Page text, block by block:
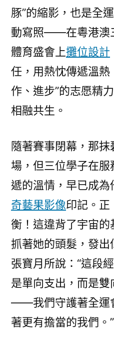
豚”的縮影，也是全
動寫照——在粵港澳
體育盛會上攤位設計
任，用熱忱傳遞溫熱
作、進步”的志愿精
相融共生。
隨著賽事閉幕，那
場，但三位學子在
遞的溫情，早已成
奇藝果影像印記。正
衡！這違背了宇宙
抓著她的頭髮，發出
張寶月所說：“這段
是單向支出，而是雙
——我們守護著全運
著更有擔當的我們。”